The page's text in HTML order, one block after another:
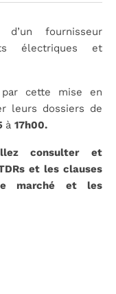
fournisseur
électriques et
par cette mise en
leurs dossiers de
à 17h00.
consulter et
et les clauses
marché et les